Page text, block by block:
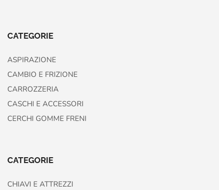
CATEGORIE
ASPIRAZIONE
CAMBIO E FRIZIONE
CARROZZERIA
CASCHI E ACCESSORI
CERCHI GOMME FRENI
CATEGORIE
CHIAVI E ATTREZZI